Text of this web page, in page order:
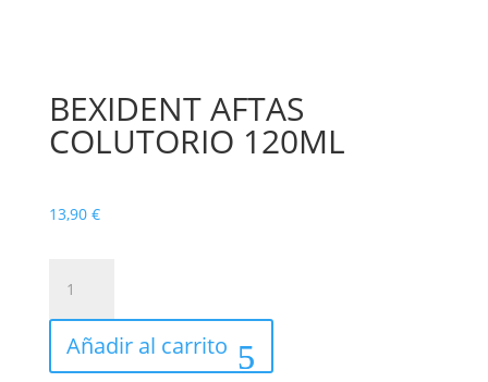
BEXIDENT AFTAS
COLUTORIO 120ML
13,90 €
AFTAS
COLUTORIO
120ML
cantidad
Añadir al carrito